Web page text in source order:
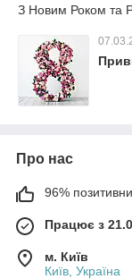
З Новим Роком та
Про нас
96%
Працює з
м. Київ
Київ, Україна